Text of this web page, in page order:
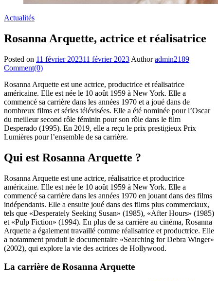
Actualités
Rosanna Arquette, actrice et réalisatrice
Posted on 11 février 202311 février 2023 Author admin2189
Comment(0)
Rosanna Arquette est une actrice, productrice et réalisatrice
américaine. Elle est née le 10 août 1959 à New York. Elle a
commencé sa carrière dans les années 1970 et a joué dans de
nombreux films et séries télévisées. Elle a été nominée pour l’Oscar
du meilleur second rôle féminin pour son rôle dans le film
Desperado (1995). En 2019, elle a reçu le prix prestigieux Prix
Lumières pour l’ensemble de sa carrière.
Qui est Rosanna Arquette ?
Rosanna Arquette est une actrice, réalisatrice et productrice
américaine. Elle est née le 10 août 1959 à New York. Elle a
commencé sa carrière dans les années 1970 en jouant dans des films
indépendants. Elle a ensuite joué dans des films plus commerciaux,
tels que «Desperately Seeking Susan» (1985), «After Hours» (1985)
et «Pulp Fiction» (1994). En plus de sa carrière au cinéma, Rosanna
Arquette a également travaillé comme réalisatrice et productrice. Elle
a notamment produit le documentaire «Searching for Debra Winger»
(2002), qui explore la vie des actrices de Hollywood.
La carrière de Rosanna Arquette